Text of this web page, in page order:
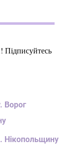
Підписуйтесь
Ворог
Нікопольщину